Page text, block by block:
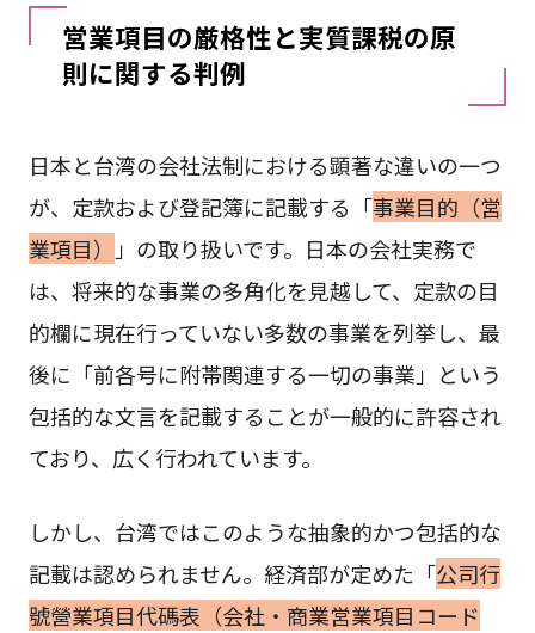
営業項目の厳格性と実質課税の原
則に関する判例
日本と台湾の会社法制における顕著な違いの一つ
が、定款および登記簿に記載する「事業目的（営
業項目）
」の取り扱いです。日本の会社実務で
は、将来的な事業の多角化を見越して、定款の目
的欄に現在行っていない多数の事業を列挙し、最
後に「前各号に附帯関連する一切の事業」という
包括的な文言を記載することが一般的に許容され
ており、広く行われています。
しかし、台湾ではこのような抽象的かつ包括的な
記載は認められません。経済部が定めた「公司行
號營業項目代碼表（会社・商業営業項目コード